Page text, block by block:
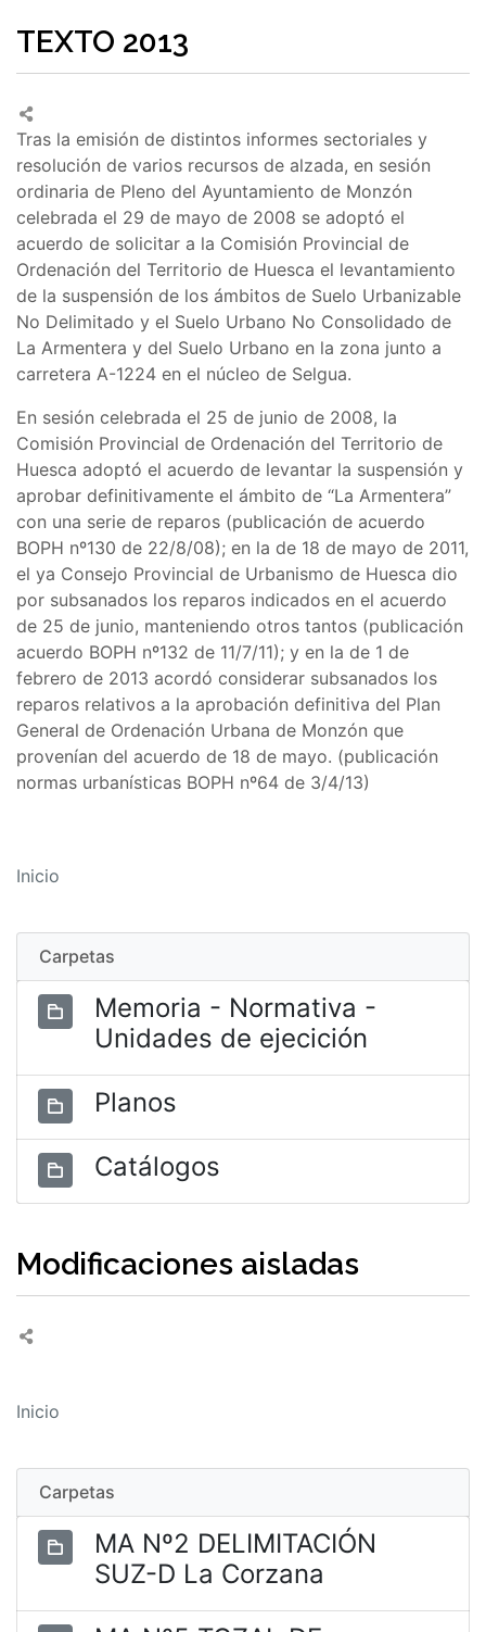
TEXTO 2013
Tras la emisión de distintos informes sectoriales y
resolución de varios recursos de alzada, en sesión
ordinaria de Pleno del Ayuntamiento de Monzón
celebrada el 29 de mayo de 2008 se adoptó el
acuerdo de solicitar a la Comisión Provincial de
Ordenación del Territorio de Huesca el levantamiento
de la suspensión de los ámbitos de Suelo Urbanizable
No Delimitado y el Suelo Urbano No Consolidado de
La Armentera y del Suelo Urbano en la zona junto a
carretera A-1224 en el núcleo de Selgua.
En sesión celebrada el 25 de junio de 2008, la
Comisión Provincial de Ordenación del Territorio de
Huesca adoptó el acuerdo de levantar la suspensión y
aprobar definitivamente el ámbito de “La Armentera”
con una serie de reparos (publicación de acuerdo
BOPH nº130 de 22/8/08); en la de 18 de mayo de 2011,
el ya Consejo Provincial de Urbanismo de Huesca dio
por subsanados los reparos indicados en el acuerdo
de 25 de junio, manteniendo otros tantos (publicación
acuerdo BOPH nº132 de 11/7/11); y en la de 1 de
febrero de 2013 acordó considerar subsanados los
reparos relativos a la aprobación definitiva del Plan
General de Ordenación Urbana de Monzón que
provenían del acuerdo de 18 de mayo. (publicación
normas urbanísticas BOPH nº64 de 3/4/13)
Inicio
Carpetas
Memoria - Normativa -
Unidades de ejecición
Planos
Catálogos
Modificaciones aisladas
Inicio
Carpetas
MA Nº2 DELIMITACIÓN
SUZ-D La Corzana